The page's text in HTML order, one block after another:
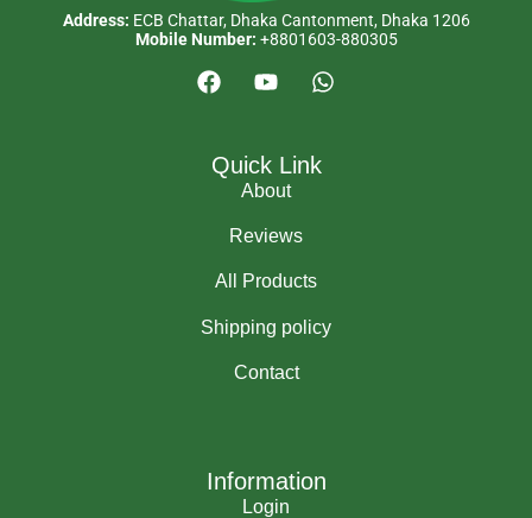
Address: ECB Chattar, Dhaka Cantonment, Dhaka 1206
Mobile Number: +8801603-880305
Quick Link
About
Reviews
All Products
Shipping policy
Contact
Information
Login